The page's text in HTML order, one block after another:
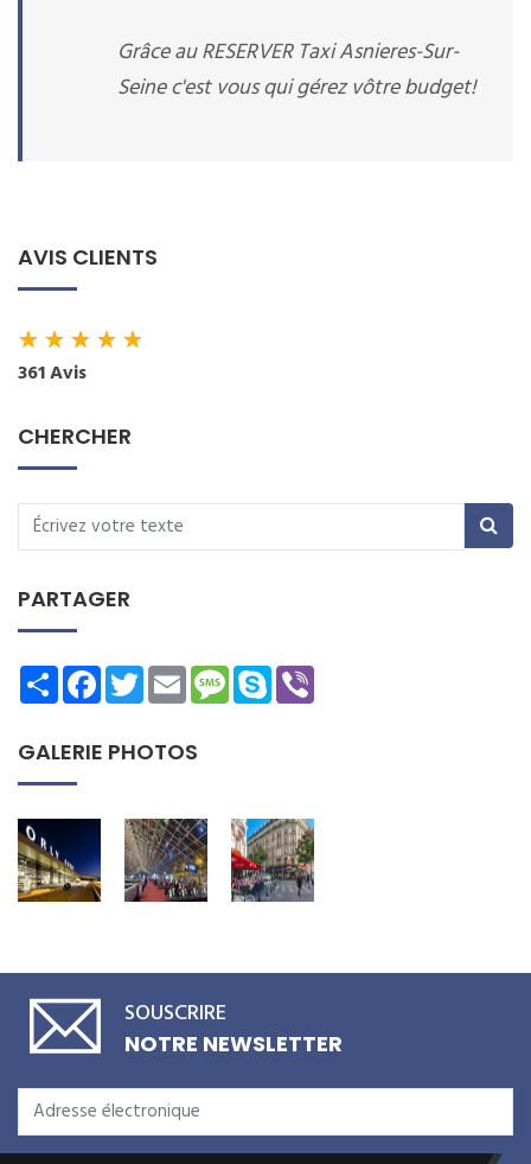
Grâce au RESERVER Taxi Asnieres-Sur-
Seine c'est vous qui gérez vôtre budget!
AVIS CLIENTS
★★★★★
361 Avis
CHERCHER
PARTAGER
ShareFacebookTwitterEmailMessage
Skype
GALERIE PHOTOS
SOUSCRIRE
NOTRE NEWSLETTER